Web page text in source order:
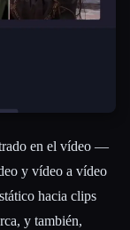
en el vídeo —
y vídeo a vídeo
hacia clips
y también,